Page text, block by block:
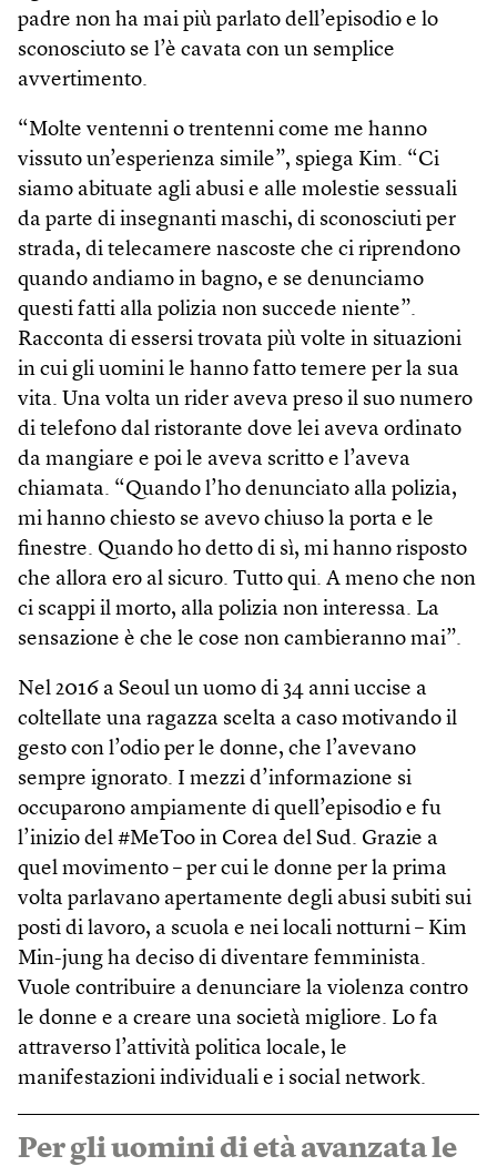
padre non ha mai più parlato dell’episodio e lo
sconosciuto se l’è cavata con un semplice
avvertimento.
“Molte ventenni o trentenni come me hanno
vissuto un’esperienza simile”, spiega Kim. “Ci
siamo abituate agli abusi e alle molestie sessuali
da parte di insegnanti maschi, di sconosciuti per
strada, di telecamere nascoste che ci riprendono
quando andiamo in bagno, e se denunciamo
questi fatti alla polizia non succede niente”.
Racconta di essersi trovata più volte in situazioni
in cui gli uomini le hanno fatto temere per la sua
vita. Una volta un rider aveva preso il suo numero
di telefono dal ristorante dove lei aveva ordinato
da mangiare e poi le aveva scritto e l’aveva
chiamata. “Quando l’ho denunciato alla polizia,
mi hanno chiesto se avevo chiuso la porta e le
finestre. Quando ho detto di sì, mi hanno risposto
che allora ero al sicuro. Tutto qui. A meno che non
ci scappi il morto, alla polizia non interessa. La
sensazione è che le cose non cambieranno mai”.
Nel 2016 a Seoul un uomo di 34 anni uccise a
coltellate una ragazza scelta a caso motivando il
gesto con l’odio per le donne, che l’avevano
sempre ignorato. I mezzi d’informazione si
occuparono ampiamente di quell’episodio e fu
l’inizio del #MeToo in Corea del Sud. Grazie a
quel movimento – per cui le donne per la prima
volta parlavano apertamente degli abusi subiti sui
posti di lavoro, a scuola e nei locali notturni – Kim
Min-jung ha deciso di diventare femminista.
Vuole contribuire a denunciare la violenza contro
le donne e a creare una società migliore. Lo fa
attraverso l’attività politica locale, le
manifestazioni individuali e i social network.
Per gli uomini di età avanzata le